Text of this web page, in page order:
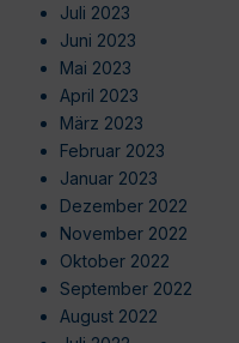
Juli 2023
Juni 2023
Mai 2023
April 2023
März 2023
Februar 2023
Januar 2023
Dezember 2022
November 2022
Oktober 2022
September 2022
August 2022